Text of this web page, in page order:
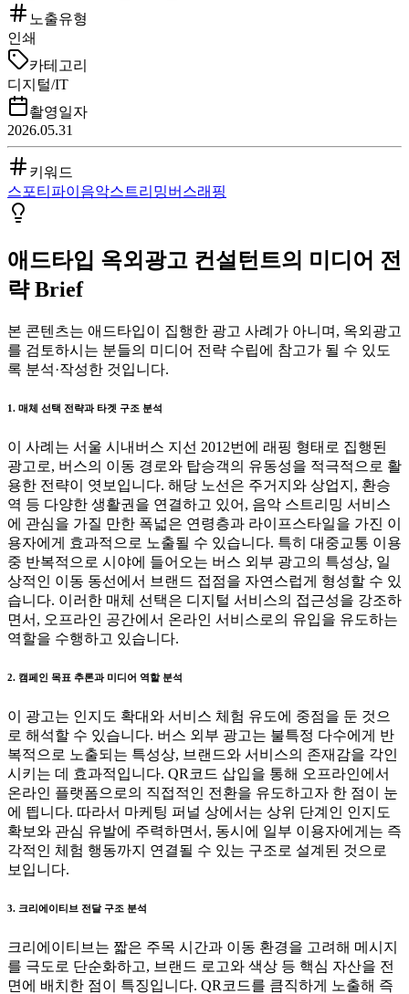
노출유형
인쇄
카테고리
디지털/IT
촬영일자
2026.05.31
키워드
스포티파이 음악스트리밍버스래핑
애드타입 옥외광고 컨설턴트의 미디어 전
략 Brief
본 콘텐츠는 애드타입이 집행한 광고 사례가 아니며, 옥외광고
를 검토하시는 분들의 미디어 전략 수립에 참고가 될 수 있도
록 분석·작성한 것입니다.
1. 매체 선택 전략과 타겟 구조 분석
이 사례는 서울 시내버스 지선 2012번에 래핑 형태로 집행된
광고로, 버스의 이동 경로와 탑승객의 유동성을 적극적으로 활
용한 전략이 엿보입니다. 해당 노선은 주거지와 상업지, 환승
역 등 다양한 생활권을 연결하고 있어, 음악 스트리밍 서비스
에 관심을 가질 만한 폭넓은 연령층과 라이프스타일을 가진 이
용자에게 효과적으로 노출될 수 있습니다. 특히 대중교통 이용
중 반복적으로 시야에 들어오는 버스 외부 광고의 특성상, 일
상적인 이동 동선에서 브랜드 접점을 자연스럽게 형성할 수 있
습니다. 이러한 매체 선택은 디지털 서비스의 접근성을 강조하
면서, 오프라인 공간에서 온라인 서비스로의 유입을 유도하는
역할을 수행하고 있습니다.
2. 캠페인 목표 추론과 미디어 역할 분석
이 광고는 인지도 확대와 서비스 체험 유도에 중점을 둔 것으
로 해석할 수 있습니다. 버스 외부 광고는 불특정 다수에게 반
복적으로 노출되는 특성상, 브랜드와 서비스의 존재감을 각인
시키는 데 효과적입니다. QR코드 삽입을 통해 오프라인에서
온라인 플랫폼으로의 직접적인 전환을 유도하고자 한 점이 눈
에 띕니다. 따라서 마케팅 퍼널 상에서는 상위 단계인 인지도
확보와 관심 유발에 주력하면서, 동시에 일부 이용자에게는 즉
각적인 체험 행동까지 연결될 수 있는 구조로 설계된 것으로
보입니다.
3. 크리에이티브 전달 구조 분석
크리에이티브는 짧은 주목 시간과 이동 환경을 고려해 메시지
를 극도로 단순화하고, 브랜드 로고와 색상 등 핵심 자산을 전
면에 배치한 점이 특징입니다. QR코드를 큼직하게 노출해 즉